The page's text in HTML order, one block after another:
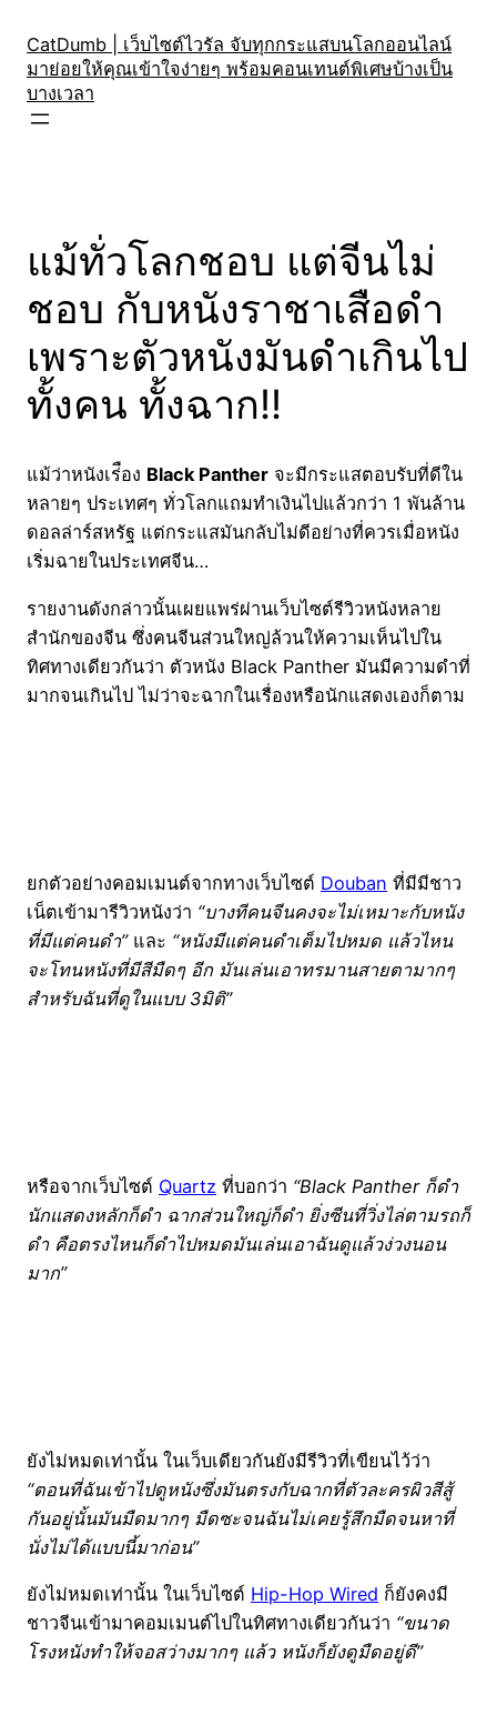
content
CatDumb | เว็บไซต์ไวรัล จับทุกกระแสบนโลกออนไลน์
มาย่อยให้คุณเข้าใจง่ายๆ พร้อมคอนเทนต์พิเศษบ้างเป็น
บางเวลา
แม้ทั่วโลกชอบ แต่จีนไม่
ชอบ กับหนังราชาเสือดำ
เพราะตัวหนังมันดำเกินไป
ทั้งคน ทั้งฉาก!!
แม้ว่าหนังเร่ือง Black Panther จะมีกระแสตอบรับที่ดีใน
หลายๆ ประเทศๆ ทั่วโลกแถมทำเงินไปแล้วกว่า 1 พันล้าน
ดอลล่าร์สหรัฐ แต่กระแสมันกลับไม่ดีอย่างที่ควรเมื่อหนัง
เริ่มฉายในประเทศจีน…
รายงานดังกล่าวนั้นเผยแพร่ผ่านเว็บไซต์รีวิวหนังหลาย
สำนักของจีน ซึ่งคนจีนส่วนใหญ่ล้วนให้ความเห็นไปใน
ทิศทางเดียวกันว่า ตัวหนัง Black Panther มันมีความดำที่
มากจนเกินไป ไม่ว่าจะฉากในเรื่องหรือนักแสดงเองก็ตาม
ยกตัวอย่างคอมเมนต์จากทางเว็บไซต์ Douban ที่มีมีชาว
เน็ตเข้ามารีวิวหนังว่า “บางทีคนจีนคงจะไม่เหมาะกับหนัง
ที่มีแต่คนดำ” และ “หนังมีแต่คนดำเต็มไปหมด แล้วไหน
จะโทนหนังที่มีสีมืดๆ อีก มันเล่นเอาทรมานสายตามากๆ
สำหรับฉันที่ดูในแบบ 3มิติ”
หรือจากเว็บไซต์ Quartz ที่บอกว่า “Black Panther ก็ดำ
นักแสดงหลักก็ดำ ฉากส่วนใหญ่ก็ดำ ยิ่งซีนที่วิ่งไล่ตามรถก็
ดำ คือตรงไหนก็ดำไปหมดมันเล่นเอาฉันดูแล้วง่วงนอน
มาก”
ยังไม่หมดเท่านั้น ในเว็บเดียวกันยังมีรีวิวที่เขียนไว้ว่า
“ตอนที่ฉันเข้าไปดูหนังซึ่งมันตรงกับฉากที่ตัวละครผิวสีสู้
กันอยู่นั้นมันมืดมากๆ มืดซะจนฉันไม่เคยรู้สึกมืดจนหาที่
นั่งไม่ได้แบบนี้มาก่อน”
ยังไม่หมดเท่านั้น ในเว็บไซต์ Hip-Hop Wired ก็ยังคงมี
ชาวจีนเข้ามาคอมเมนต์ไปในทิศทางเดียวกันว่า “ขนาด
โรงหนังทำให้จอสว่างมากๆ แล้ว หนังก็ยังดูมืดอยู่ดี”